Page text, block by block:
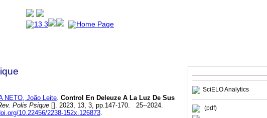
SciELO Analytics
(pdf)
NETO, João Leite Control En Deleuze A La Luz De Sus
Polis Psique []. 2023, 13, 3, pp.147-170. 25--2024.
10.22456/2238-152x.126873